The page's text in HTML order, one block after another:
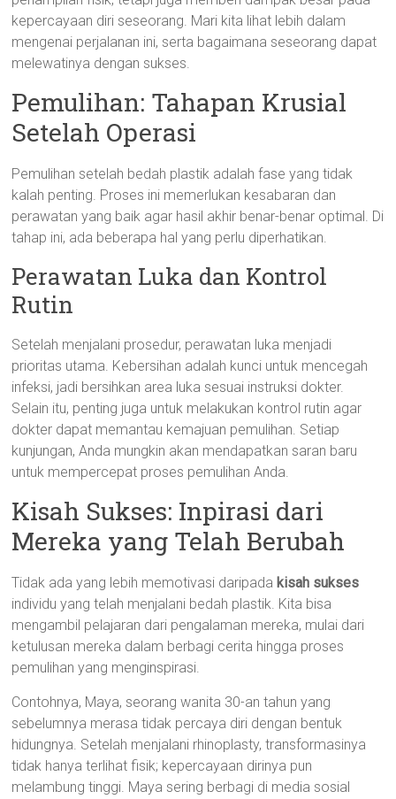
kepercayaan diri seseorang. Mari kita lihat lebih dalam
mengenai perjalanan ini, serta bagaimana seseorang dapat
melewatinya dengan sukses.
Pemulihan: Tahapan Krusial
Setelah Operasi
Pemulihan setelah bedah plastik adalah fase yang tidak
kalah penting. Proses ini memerlukan kesabaran dan
perawatan yang baik agar hasil akhir benar-benar optimal. Di
tahap ini, ada beberapa hal yang perlu diperhatikan.
Perawatan Luka dan Kontrol
Rutin
Setelah menjalani prosedur, perawatan luka menjadi
prioritas utama. Kebersihan adalah kunci untuk mencegah
infeksi, jadi bersihkan area luka sesuai instruksi dokter.
Selain itu, penting juga untuk melakukan kontrol rutin agar
dokter dapat memantau kemajuan pemulihan. Setiap
kunjungan, Anda mungkin akan mendapatkan saran baru
untuk mempercepat proses pemulihan Anda.
Kisah Sukses: Inpirasi dari
Mereka yang Telah Berubah
Tidak ada yang lebih memotivasi daripada kisah sukses
individu yang telah menjalani bedah plastik. Kita bisa
mengambil pelajaran dari pengalaman mereka, mulai dari
ketulusan mereka dalam berbagi cerita hingga proses
pemulihan yang menginspirasi.
Contohnya, Maya, seorang wanita 30-an tahun yang
sebelumnya merasa tidak percaya diri dengan bentuk
hidungnya. Setelah menjalani rhinoplasty, transformasinya
tidak hanya terlihat fisik; kepercayaan dirinya pun
melambung tinggi. Maya sering berbagi di media sosial